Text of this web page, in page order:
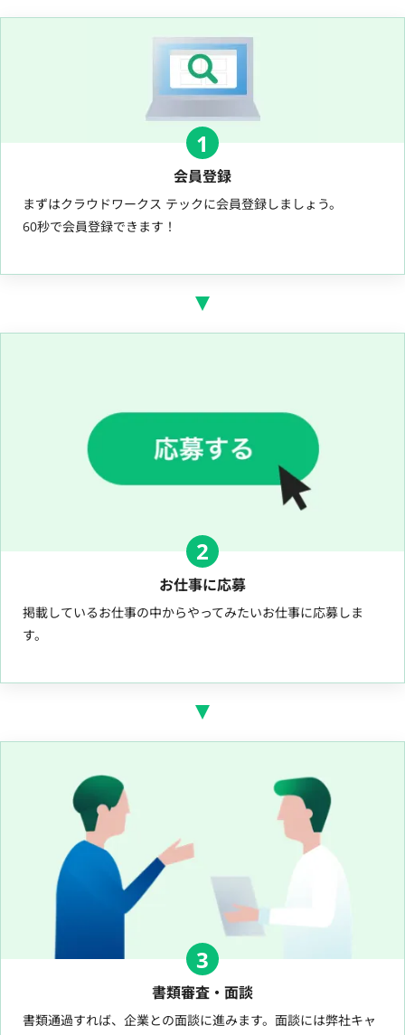
1
会員登録
まずはクラウドワークス テックに会員登録しましょう。
60秒で会員登録できます！
2
お仕事に応募
掲載しているお仕事の中からやってみたいお仕事に応募しま
す。
3
書類審査・面談
書類通過すれば、企業との面談に進みます。面談には弊社キャ